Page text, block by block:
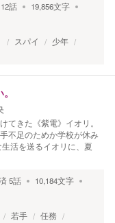
12話 19,856文字
スパイ
少年
てきた《紫電》イオリ。
不足のためか学校が休み
活を送るイオリに、夏
5話 10,184文字
若手
任務